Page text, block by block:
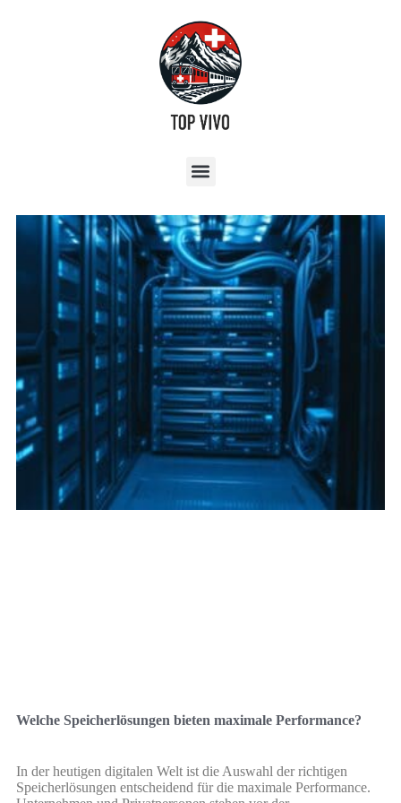
Welche Speicherlösungen bieten maximale Performance?
In der heutigen digitalen Welt ist die Auswahl der richtigen
Speicherlösungen entscheidend für die maximale Performance.